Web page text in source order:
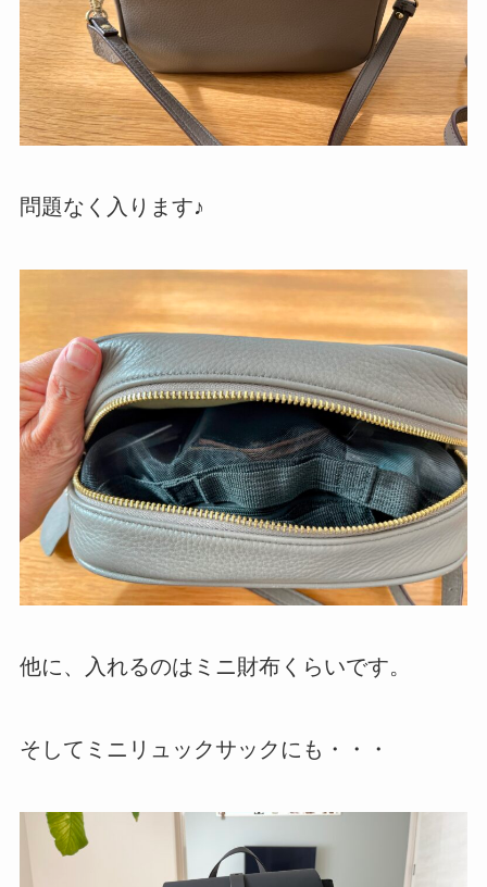
問題なく入ります♪
他に、入れるのはミニ財布くらいです。
そしてミニリュックサックにも・・・